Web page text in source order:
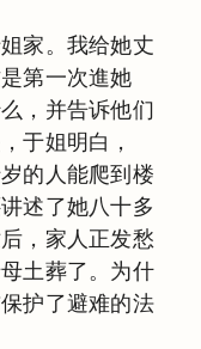
家。我给她丈
第一次進她
，并告诉他们
于姐明白，
的人能爬到楼
述了她八十多
，家人正发愁
土葬了。为什
护了避难的法